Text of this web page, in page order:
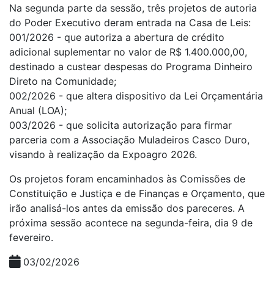
Na segunda parte da sessão, três projetos de autoria
do Poder Executivo deram entrada na Casa de Leis:
001/2026 - que autoriza a abertura de crédito
adicional suplementar no valor de R$ 1.400.000,00,
destinado a custear despesas do Programa Dinheiro
Direto na Comunidade;
002/2026 - que altera dispositivo da Lei Orçamentária
Anual (LOA);
003/2026 - que solicita autorização para firmar
parceria com a Associação Muladeiros Casco Duro,
visando à realização da Expoagro 2026.
Os projetos foram encaminhados às Comissões de
Constituição e Justiça e de Finanças e Orçamento, que
irão analisá-los antes da emissão dos pareceres. A
próxima sessão acontece na segunda-feira, dia 9 de
fevereiro.
03/02/2026